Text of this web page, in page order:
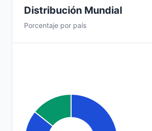
Distribución Mundial
Porcentaje por país